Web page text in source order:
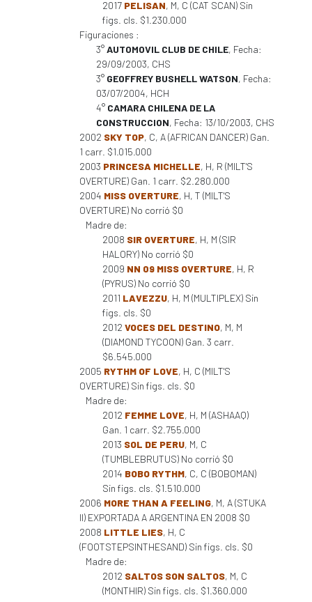
2017 PELISAN, M, C (CAT SCAN) Sin
figs. cls. $1.230.000
Figuraciones :
3°AUTOMOVIL CLUB DE CHILE, Fecha:
29/09/2003, CHS
3° GEOFFREY BUSHELL WATSON, Fecha:
03/07/2004, HCH
4° CAMARA CHILENA DE LA
CONSTRUCCION, Fecha: 13/10/2003, CHS
2002 SKY TOP, C, A (AFRICAN DANCER) Gan.
1 carr. $1.015.000
2003 PRINCESA MICHELLE, H, R (MILT'S
OVERTURE) Gan. 1 carr. $2.280.000
2004 MISS OVERTURE, H, T (MILT'S
OVERTURE) No corrió $0
Madre de:
2008 SIR OVERTURE, H, M (SIR
HALORY) No corrió $0
2009 NN 09 MISS OVERTURE, H, R
(PYRUS) No corrió $0
2011 LAVEZZU, H, M (MULTIPLEX) Sin
figs. cls. $0
2012 VOCES DEL DESTINO, M, M
(DIAMOND TYCOON) Gan. 3 carr.
$6.545.000
2005 RYTHM OF LOVE, H, C (MILT'S
OVERTURE) Sin figs. cls. $0
Madre de:
2012 FEMME LOVE, H, M (ASHAAQ)
Gan. 1 carr. $2.755.000
2013 SOL DE PERU, M, C
(TUMBLEBRUTUS) No corrió $0
2014 BOBO RYTHM, C, C (BOBOMAN)
Sin figs. cls. $1.510.000
2006 MORE THAN A FEELING, M, A (STUKA
II) EXPORTADA A ARGENTINA EN 2008 $0
2008 LITTLE LIES, H, C
(FOOTSTEPSINTHESAND) Sin figs. cls. $0
Madre de:
2012 SALTOS SON SALTOS, M, C
(MONTHIR) Sin figs. cls. $1.360.000